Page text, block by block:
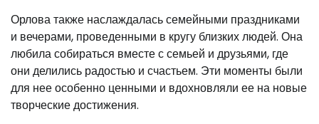
Орлова также наслаждалась семейными праздниками
и вечерами, проведенными в кругу близких людей. Она
любила собираться вместе с семьей и друзьями, где
они делились радостью и счастьем. Эти моменты были
для нее особенно ценными и вдохновляли ее на новые
творческие достижения.